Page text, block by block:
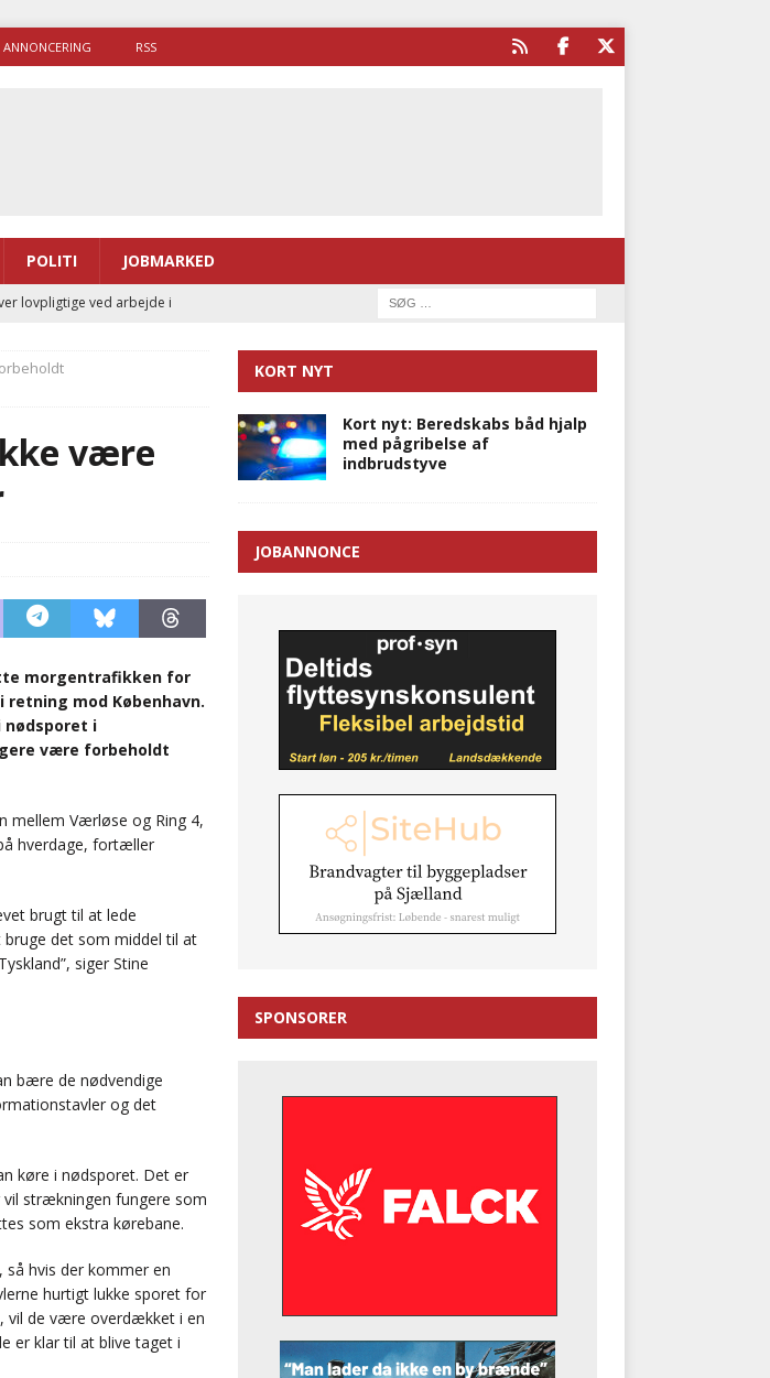
ANNONCERING RSS
POLITI JOBMARKED
lovpligtige ved arbejde i
med 9 sekunder i 2025
sende 400.000 kørsler over
ikke ændres efter
være
morgentrafikken for
mod København.
nødsporet i
være forbeholdt
mellem Værløse og Ring 4,
hverdage, fortæller
brugt til at lede
det som middel til at
siger Stine
bære de nødvendige
og det
køre i nødsporet. Det er
strækningen fungere som
som ekstra kørebane.
hvis der kommer en
hurtigt lukke sporet for
vil de være overdækket i en
er klar til at blive taget i
KORT NYT
Kort nyt: Beredskabs båd hjalp
med pågribelse af
indbrudstyve
JOBANNONCE
SPONSORER